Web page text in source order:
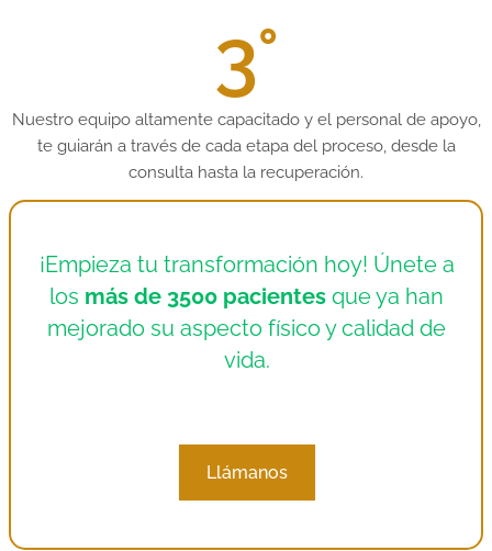
3°
Nuestro equipo altamente capacitado y el personal de apoyo,
te guiarán a través de cada etapa del proceso, desde la
consulta hasta la recuperación.
¡Empieza tu transformación hoy! Únete a
los más de 3500 pacientes que ya han
mejorado su aspecto físico y calidad de
vida.
Llámanos